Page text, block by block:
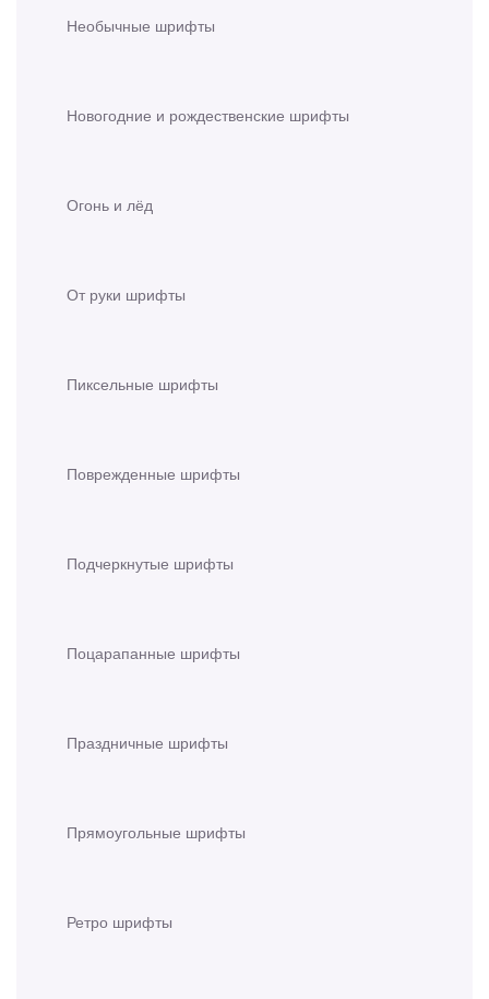
Необычные шрифты
Новогодние и рождественские шрифты
Огонь и лёд
От руки шрифты
Пиксельные шрифты
Поврежденные шрифты
Подчеркнутые шрифты
Поцарапанные шрифты
Праздничные шрифты
Прямоугольные шрифты
Ретро шрифты